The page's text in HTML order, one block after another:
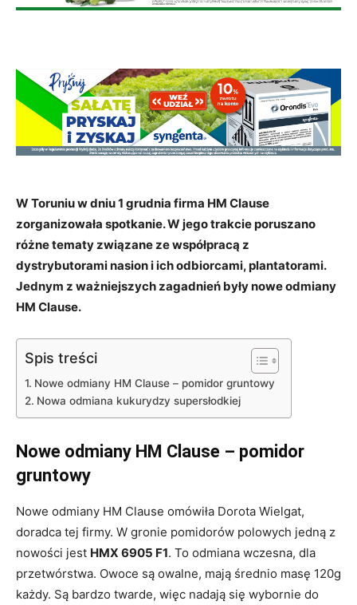
W Toruniu w dniu 1 grudnia firma HM Clause
zorganizowała spotkanie. W jego trakcie poruszano
różne tematy związane ze współpracą z
dystrybutorami nasion i ich odbiorcami, plantatorami.
Jednym z ważniejszych zagadnień były nowe odmiany
HM Clause.
Spis treści
Nowe odmiany HM Clause – pomidor gruntowy
Nowa odmiana kukurydzy supersłodkiej
Nowe odmiany HM Clause – pomidor
gruntowy
Nowe odmiany HM Clause omówiła Dorota Wielgat,
doradca tej firmy. W gronie pomidorów polowych jedną z
nowości jest HMX 6905 F1. To odmiana wczesna, dla
przetwórstwa. Owoce są owalne, mają średnio masę 120g
każdy. Są bardzo twarde, więc nadają się wybornie do